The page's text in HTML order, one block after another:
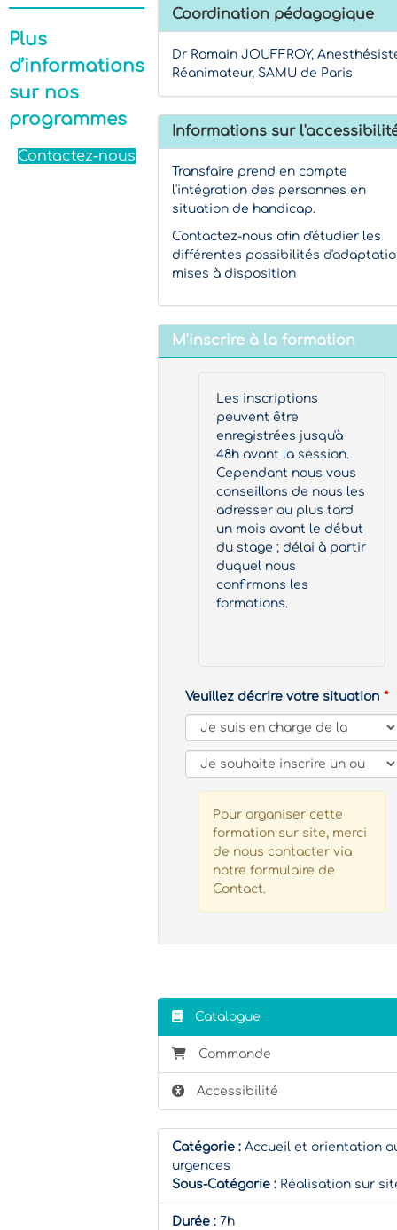
Plus
d’informations
sur nos
programmes
Contactez-nous
Coordination pédagogique
Dr Romain JOUFFROY,
Réanimateur, SAMU de Paris
Informations sur
Transfaire prend en compte
l'intégration des personnes en
situation de handicap.
Contactez-nous afin d'étudier les
différentes possibilités
mises à disposition
M'inscrire à la formation
Les inscriptions
peuvent être
enregistrées jusqu'à
48h avant la session.
Cependant nous vous
conseillons de nous les
adresser au plus tard
un mois avant le début
du stage ; délai à partir
duquel nous
confirmons les
formations.
Veuillez décrire votre situation
Pour organiser cette
formation sur site, merci
de nous contacter via
notre formulaire de
Contact.
Catalogue
Commande
Accessibilité
Catégorie : Accueil et orientation
urgences
Sous-Catégorie : Réalisation sur
Durée : 7h